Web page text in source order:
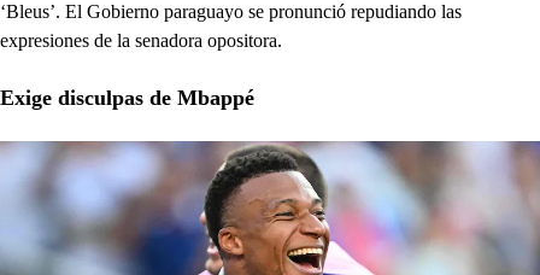
‘Bleus’. El Gobierno paraguayo se pronunció repudiando las
expresiones de la senadora opositora.
Exige disculpas de Mbappé